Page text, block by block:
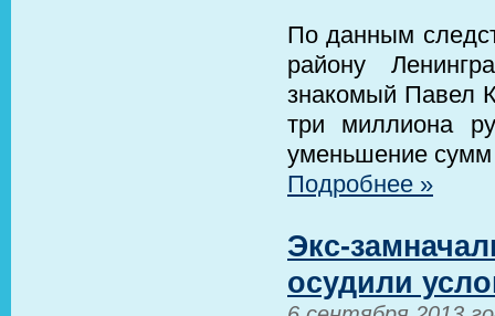
По данным
району
знакомый Павел
три миллиона
уменьшение сумм
Подробнее »
Экс-
осудили